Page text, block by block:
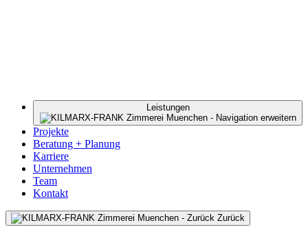
Leistungen
Projekte
Beratung + Planung
Karriere
Unternehmen
Team
Kontakt
Zurück